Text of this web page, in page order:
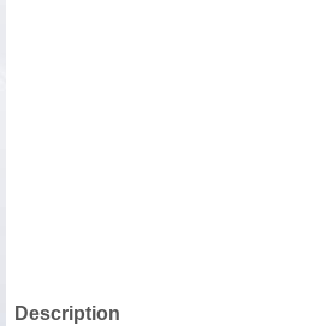
Description